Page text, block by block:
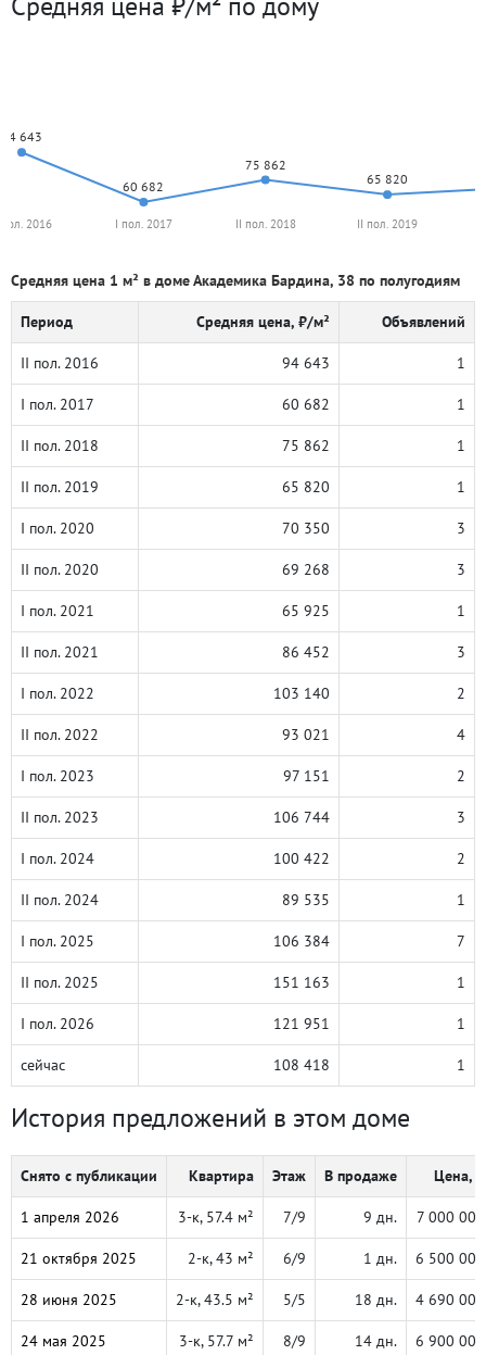
94 643
60 682
75 862
65 820
2016 I пол. 2017 II пол. 2018 II пол. 2019
Средняя цена 1 м² в доме Академика Бардина, 38 по полугодиям
Период Средняя цена, ₽/м² Объявлений
II пол. 2016 94 643 1
I пол. 2017 60 682 1
II пол. 2018 75 862 1
II пол. 2019 65 820 1
I пол. 2020 70 350 3
II пол. 2020 69 268 3
I пол. 2021 65 925 1
II пол. 2021 86 452 3
I пол. 2022 103 140 2
II пол. 2022 93 021 4
I пол. 2023 97 151 2
II пол. 2023 106 744 3
I пол. 2024 100 422 2
II пол. 2024 89 535 1
I пол. 2025 106 384 7
II пол. 2025 151 163 1
I пол. 2026 121 951 1
сейчас 108 418 1
История предложений в этом доме
Снято с публикации Квартира Этаж В продаже Цена, ₽
1 апреля 2026 3-к, 57.4 м² 7/9 9 дн. 7 000 000
21 октября 2025 2-к, 43 м² 6/9 1 дн. 6 500 000
28 июня 2025 2-к, 43.5 м² 5/5 18 дн. 4 690 000
24 мая 2025 3-к, 57.7 м² 8/9 14 дн. 6 900 000